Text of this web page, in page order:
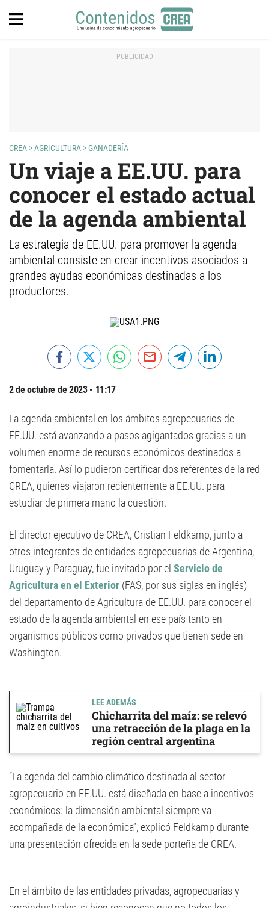
CREA >AGRICULTURA >GANADERÍA
Un viaje a EE.UU. para
conocer el estado actual
de la agenda ambiental
La estrategia de EE.UU. para promover la agenda
ambiental consiste en crear incentivos asociados a
grandes ayudas económicas destinadas a los
productores.
2 de octubre de 2023 - 11:17
La agenda ambiental en los ámbitos agropecuarios de
EE.UU. está avanzando a pasos agigantados gracias a un
volumen enorme de recursos económicos destinados a
fomentarla. Así lo pudieron certificar dos referentes de la red
CREA, quienes viajaron recientemente a EE.UU. para
estudiar de primera mano la cuestión.
El director ejecutivo de CREA, Cristian Feldkamp, junto a
otros integrantes de entidades agropecuarias de Argentina,
Uruguay y Paraguay, fue invitado por el Servicio de
Agricultura en el Exterior (FAS, por sus siglas en inglés)
del departamento de Agricultura de EE.UU. para conocer el
estado de la agenda ambiental en ese país tanto en
organismos públicos como privados que tienen sede en
Washington.
LEE ADEMÁS
Chicharrita del maíz: se relevó
una retracción de la plaga en la
región central argentina
“La agenda del cambio climático destinada al sector
agropecuario en EE.UU. está diseñada en base a incentivos
económicos: la dimensión ambiental siempre va
acompañada de la económica”, explicó Feldkamp durante
una presentación ofrecida en la sede porteña de CREA.
En el ámbito de las entidades privadas, agropecuarias y